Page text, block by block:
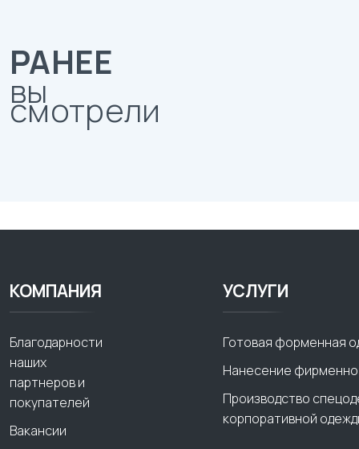
РАНЕЕ
вы
смотрели
КОМПАНИЯ
Благодарности
наших
партнеров и
покупателей
Вакансии
УСЛУГИ
Готовая форменная
Нанесение
Производство
корпоративной